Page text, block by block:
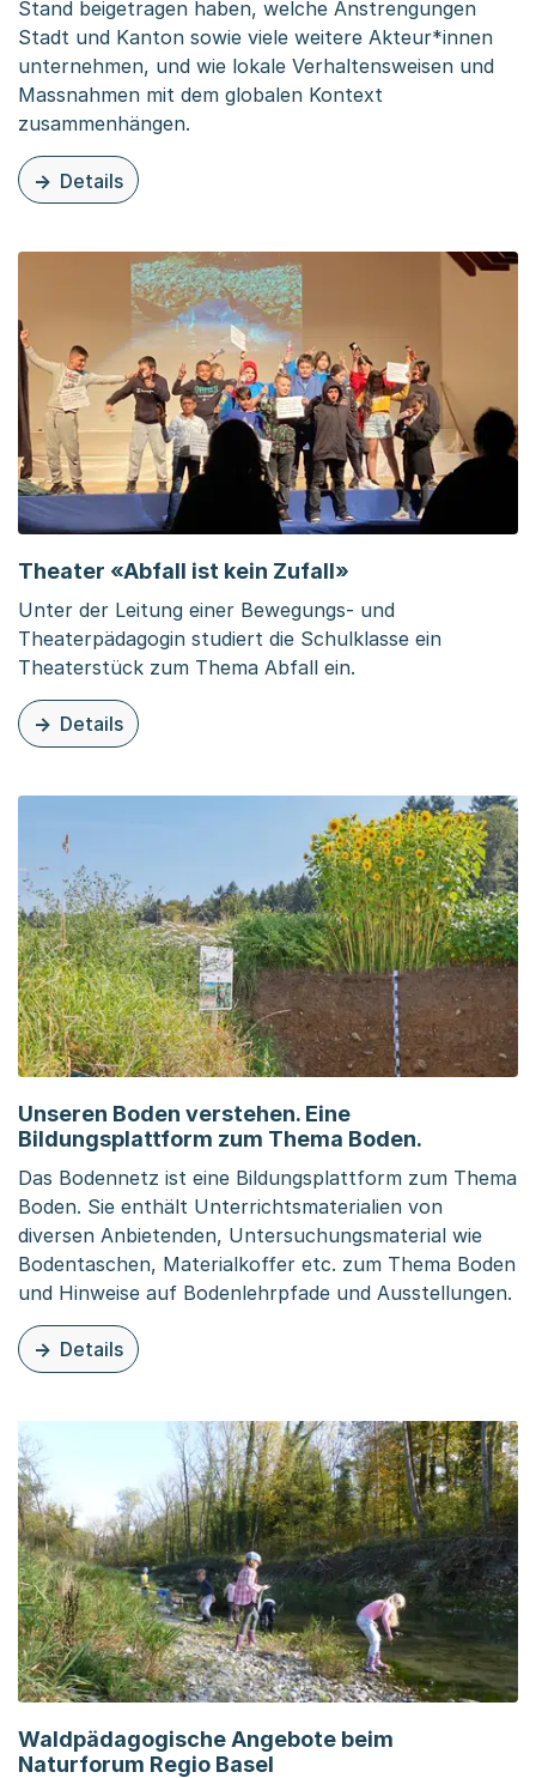
Stand beigetragen haben, welche Anstrengungen
Stadt und Kanton sowie viele weitere Akteur*innen
unternehmen, und wie lokale Verhaltensweisen und
Massnahmen mit dem globalen Kontext
zusammenhängen.
Details
zu diesem Inhalt: Stadtführung: Basel nachhaltig
Theater «Abfall ist kein Zufall»
Unter der Leitung einer Bewegungs- und
Theaterpädagogin studiert die Schulklasse ein
Theaterstück zum Thema Abfall ein.
Details
zu diesem Inhalt: Theater «Abfall ist kein Zufall»
Unseren Boden verstehen. Eine
Bildungsplattform zum Thema Boden.
Das Bodennetz ist eine Bildungsplattform zum Thema
Boden. Sie enthält Unterrichtsmaterialien von
diversen Anbietenden, Untersuchungsmaterial wie
Bodentaschen, Materialkoffer etc. zum Thema Boden
und Hinweise auf Bodenlehrpfade und Ausstellungen.
Details
zu diesem Inhalt: Unseren Boden verstehen. Eine
Waldpädagogische Angebote beim
Naturforum Regio Basel